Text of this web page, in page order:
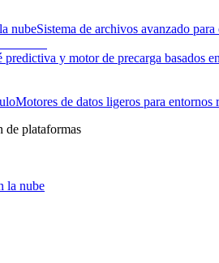
nubeSistema de archivos avanzado
predictiva y motor de precarga basados
Motores de datos ligeros para entornos
de plataformas
la nube